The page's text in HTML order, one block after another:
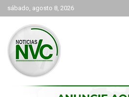
Saltar
al
contenido
sábado, agosto 8, 2026
NVC Noticias